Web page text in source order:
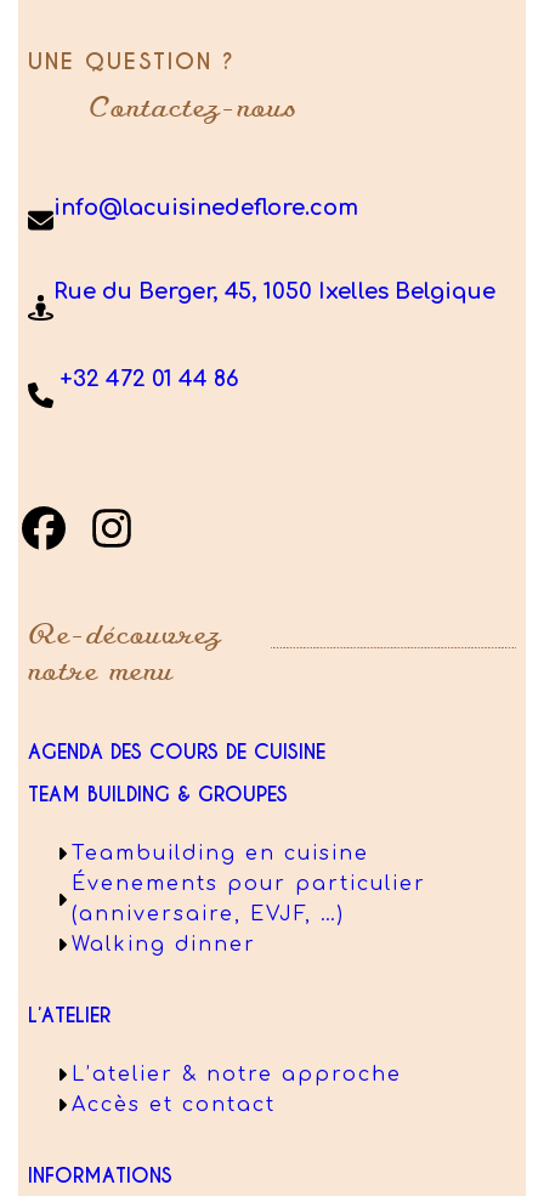
UNE QUESTION ?
Contactez-nous
info@lacuisinedeflore.com
Rue du Berger, 45, 1050 Ixelles Belgique
+32 472 01 44 86
Re-découvrez
notre menu
AGENDA DES COURS DE CUISINE
TEAM BUILDING & GROUPES
Teambuilding en cuisine
Évenements pour particulier
(anniversaire, EVJF, …)
Walking dinner
L’ATELIER
L’atelier & notre approche
Accès et contact
INFORMATIONS